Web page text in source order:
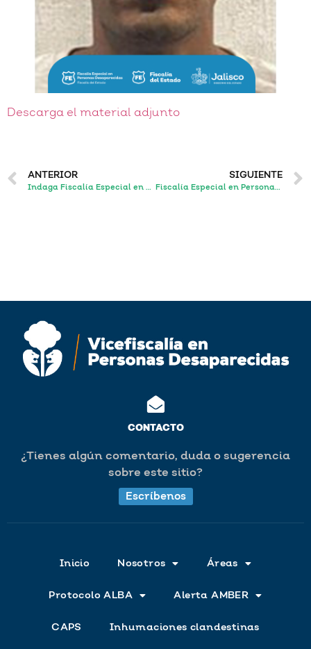
Descarga el material adjunto
ANTERIOR
Indaga Fiscalía Especial en Personas Desaparecidas a un par de sujetos por la desaparición de dos masculinos que fueron liberados
SIGUIENTE
Fiscalía Especial en Personas Desaparecidas consigue la vinculación a proceso de un sujeto por su probable responsabilidad en la desaparición y muerte de dos hombres.
CONTACTO
¿Tienes algún comentario, duda o sugerencia
sobre este sitio?
Escríbenos
Inicio Nosotros Áreas
Protocolo ALBA Alerta AMBER
CAPS Inhumaciones clandestinas